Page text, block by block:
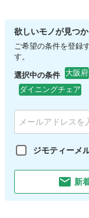
欲しいモノが見つ
ご希望の条件を登録
す。
選択中の条件 大阪府
ダイニングチェア
ジモティーメ
新